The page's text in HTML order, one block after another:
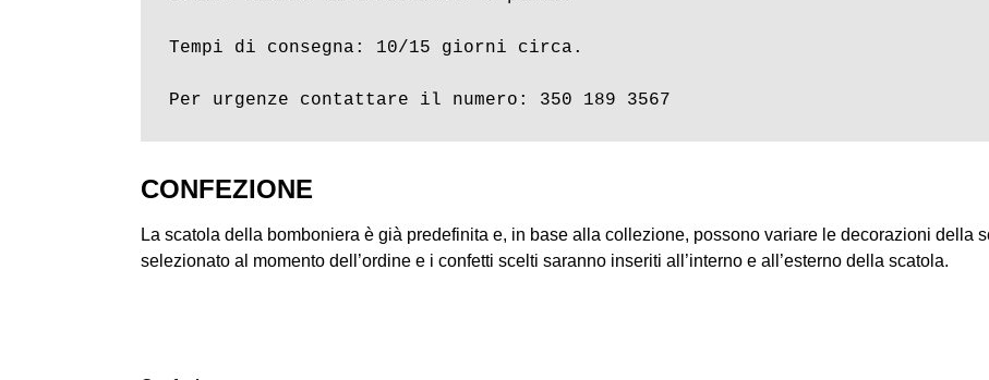
Tempi di consegna: 10/15 giorni circa.
Per urgenze contattare il numero: 350 189 3567
CONFEZIONE
La scatola della bomboniera è già predefinita e, in base alla collezione, possono variare le decorazioni della
selezionato al momento dell’ordine e i confetti scelti saranno inseriti all’interno e all’esterno della scatola.